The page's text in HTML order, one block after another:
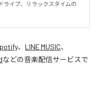
ライブ、リラックスタイムの
、 LINE MUSIC、
などの音楽配信サービスで